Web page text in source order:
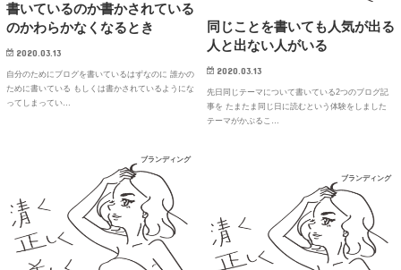
書いているのか書かされている
のかわらかなくなるとき
2020.03.13
自分のためにブログを書いているはずなのに 誰かの
ために書いている もしくは書かされているようにな
ってしまってい…
同じことを書いても人気が出る
人と出ない人がいる
2020.03.13
先日同じテーマについて書いている2つのブログ記
事を たまたま同じ日に読むという体験をしました
テーマがかぶるこ…
ブランディング
ブランディング